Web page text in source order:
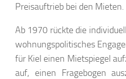
Preisauftrieb bei den Mieten.
Ab 1970 rückte die
wohnungspolitisches
für Kiel einen Mietspiegel
auf, einen Fragebogen